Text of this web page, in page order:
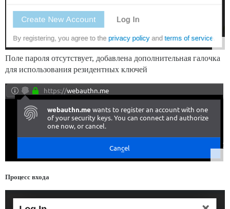
Поле пароля отсутствует, добавлена дополнительная галочка
для использования резидентных ключей
Процесс входа